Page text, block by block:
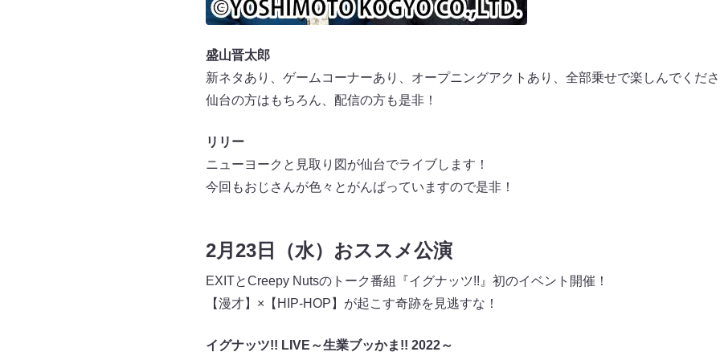
盛山晋太郎
新ネタあり、ゲームコーナーあり、オープニングアクトあり、全部乗せで楽しんでくだ
仙台の方はもちろん、配信の方も是非！
リリー
ニューヨークと見取り図が仙台でライブします！
今回もおじさんが色々とがんばっていますので是非！
2月23日（水）おススメ公演
EXITとCreepy Nutsのトーク番組『イグナッツ!!』初のイベント開催！
【漫才】×【HIP-HOP】が起こす奇跡を見逃すな！
イグナッツ!! LIVE～生業ブッかま!! 2022～